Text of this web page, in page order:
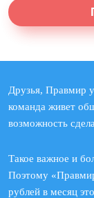
Друзья, Правмир
команда живет
возможность
Такое важное и
Поэтому
рублей в месяц